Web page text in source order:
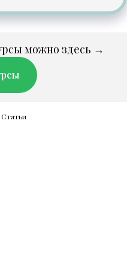
можно здесь →
Статьи